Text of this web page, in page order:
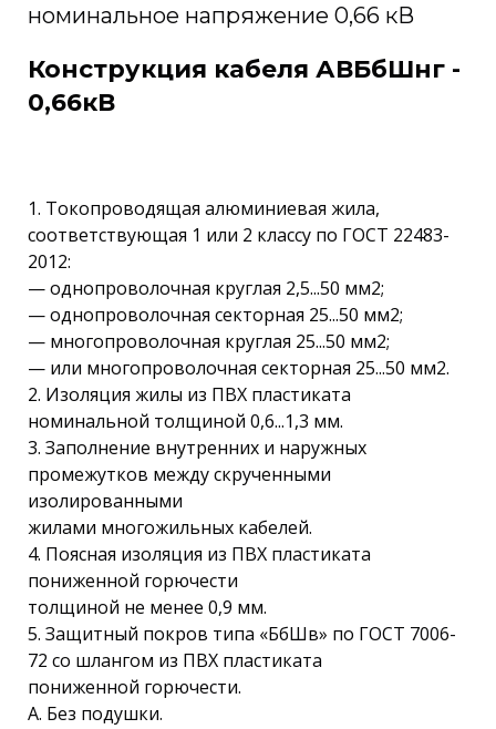
номинальное напряжение 0,66 кВ
Конструкция кабеля АВБбШнг -
0,66кВ
1. Токопроводящая алюминиевая жила,
соответствующая 1 или 2 классу по ГОСТ 22483-
2012:
— однопроволочная круглая 2,5...50 мм2;
— однопроволочная секторная 25...50 мм2;
— многопроволочная круглая 25...50 мм2;
— или многопроволочная секторная 25...50 мм2.
2. Изоляция жилы из ПВХ пластиката
номинальной толщиной 0,6...1,3 мм.
3. Заполнение внутренних и наружных
промежутков между скрученными
изолированными
жилами многожильных кабелей.
4. Поясная изоляция из ПВХ пластиката
пониженной горючести
толщиной не менее 0,9 мм.
5. Защитный покров типа «БбШв» по ГОСТ 7006-
72 со шлангом из ПВХ пластиката
пониженной горючести.
А. Без подушки.